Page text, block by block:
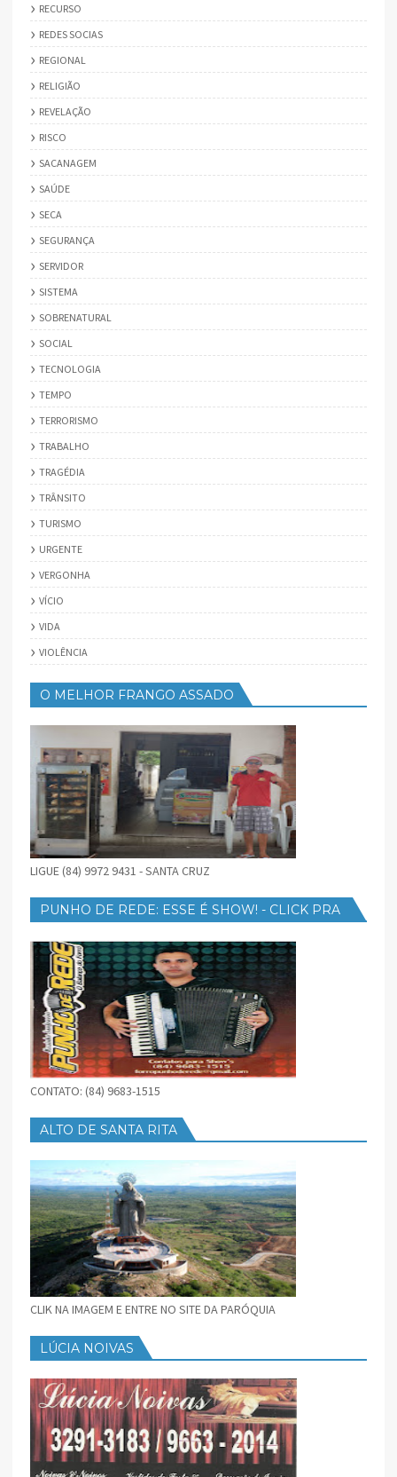
RECURSO
REDES SOCIAS
REGIONAL
RELIGIÃO
REVELAÇÃO
RISCO
SACANAGEM
SAÚDE
SECA
SEGURANÇA
SERVIDOR
SISTEMA
SOBRENATURAL
SOCIAL
TECNOLOGIA
TEMPO
TERRORISMO
TRABALHO
TRAGÉDIA
TRÂNSITO
TURISMO
URGENTE
VERGONHA
VÍCIO
VIDA
VIOLÊNCIA
O MELHOR FRANGO ASSADO
LIGUE (84) 9972 9431 - SANTA CRUZ
PUNHO DE REDE: ESSE É SHOW! - CLICK PRA
CONTATO: (84) 9683-1515
ALTO DE SANTA RITA
CLIK NA IMAGEM E ENTRE NO SITE DA PARÓQUIA
LÚCIA NOIVAS